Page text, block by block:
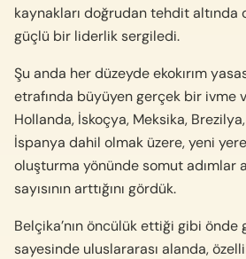
kaynakları doğrudan tehdit altında
güçlü bir liderlik sergiledi.
Şu anda her düzeyde ekokırım
etrafında büyüyen gerçek bir ivme
Hollanda, İskoçya, Meksika,
İspanya dahil olmak üzere, yeni
oluşturma yönünde somut adımlar
sayısının arttığını gördük.
Belçika’nın öncülük ettiği gibi önde
sayesinde uluslararası alanda,